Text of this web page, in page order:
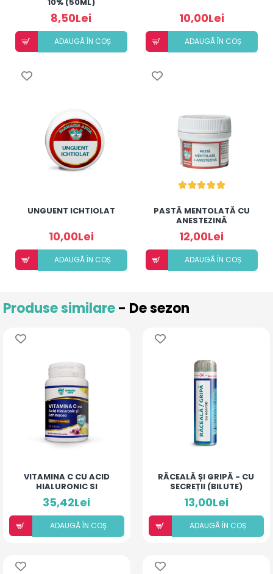
8,50Lei
ADAUGÃ ÎN COȘ
10,00Lei
ADAUGÃ ÎN COȘ
UNGUENT ICHTIOLAT
10,00Lei
ADAUGÃ ÎN COȘ
PASTĂ MENTOLATĂ CU
ANESTEZINĂ
12,00Lei
ADAUGÃ ÎN COȘ
Produse similare- De sezon
VITAMINA C CU ACID
HIALURONIC SI
ECHINACEA
35,42Lei
ADAUGÃ ÎN COȘ
RĂCEALĂ ȘI GRIPĂ - CU
SECREȚII (BILUTE)
13,00Lei
ADAUGÃ ÎN COȘ